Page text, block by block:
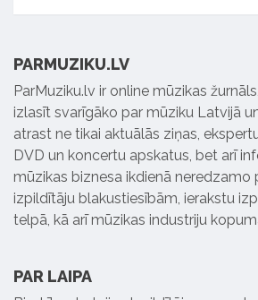
PARMUZIKU.LV
ParMuziku.lv ir online mūzikas
izlasīt svarīgāko par mūziku Latvijā
atrast ne tikai aktuālās ziņas,
DVD un koncertu apskatus, bet arī
mūzikas biznesa ikdienā neredzamo
izpildītāju blakustiesībām, ierakstu
telpā, kā arī mūzikas industriju
PAR LAIPA